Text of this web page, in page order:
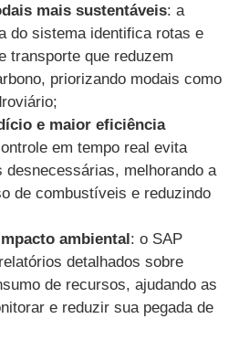
mais sustentáveis: a
do sistema identifica rotas e
transporte que reduzem
priorizando modais como
e maior eficiência
em tempo real evita
desnecessárias, melhorando a
de combustíveis e reduzindo
ambiental: o SAP
detalhados sobre
de recursos, ajudando as
e reduzir sua pegada de